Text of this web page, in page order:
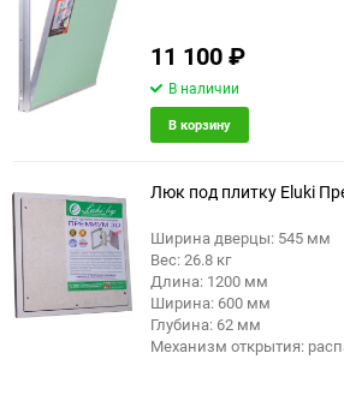
11 100₽
В наличии
В корзину
Люк под плитку Eluki
Ширина дверцы: 545 мм
Вес: 26.8 кг
Длина: 1200 мм
Ширина: 600 мм
Глубина: 62 мм
Механизм открытия: